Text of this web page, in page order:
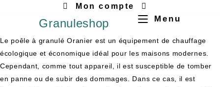
Mon compte
Granuleshop Menu
Le poêle à granulé Oranier est un équipement de chauffage
écologique et économique idéal pour les maisons modernes.
Cependant, comme tout appareil, il est susceptible de tomber
en panne ou de subir des dommages. Dans ce cas, il est